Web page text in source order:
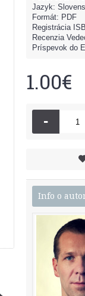
Jazyk:
Formát: PDF
Registrácia
Recenzia
Príspevok do
1.00€
-
Info o